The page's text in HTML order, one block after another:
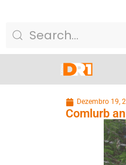
Dezembro 19,
Comlurb